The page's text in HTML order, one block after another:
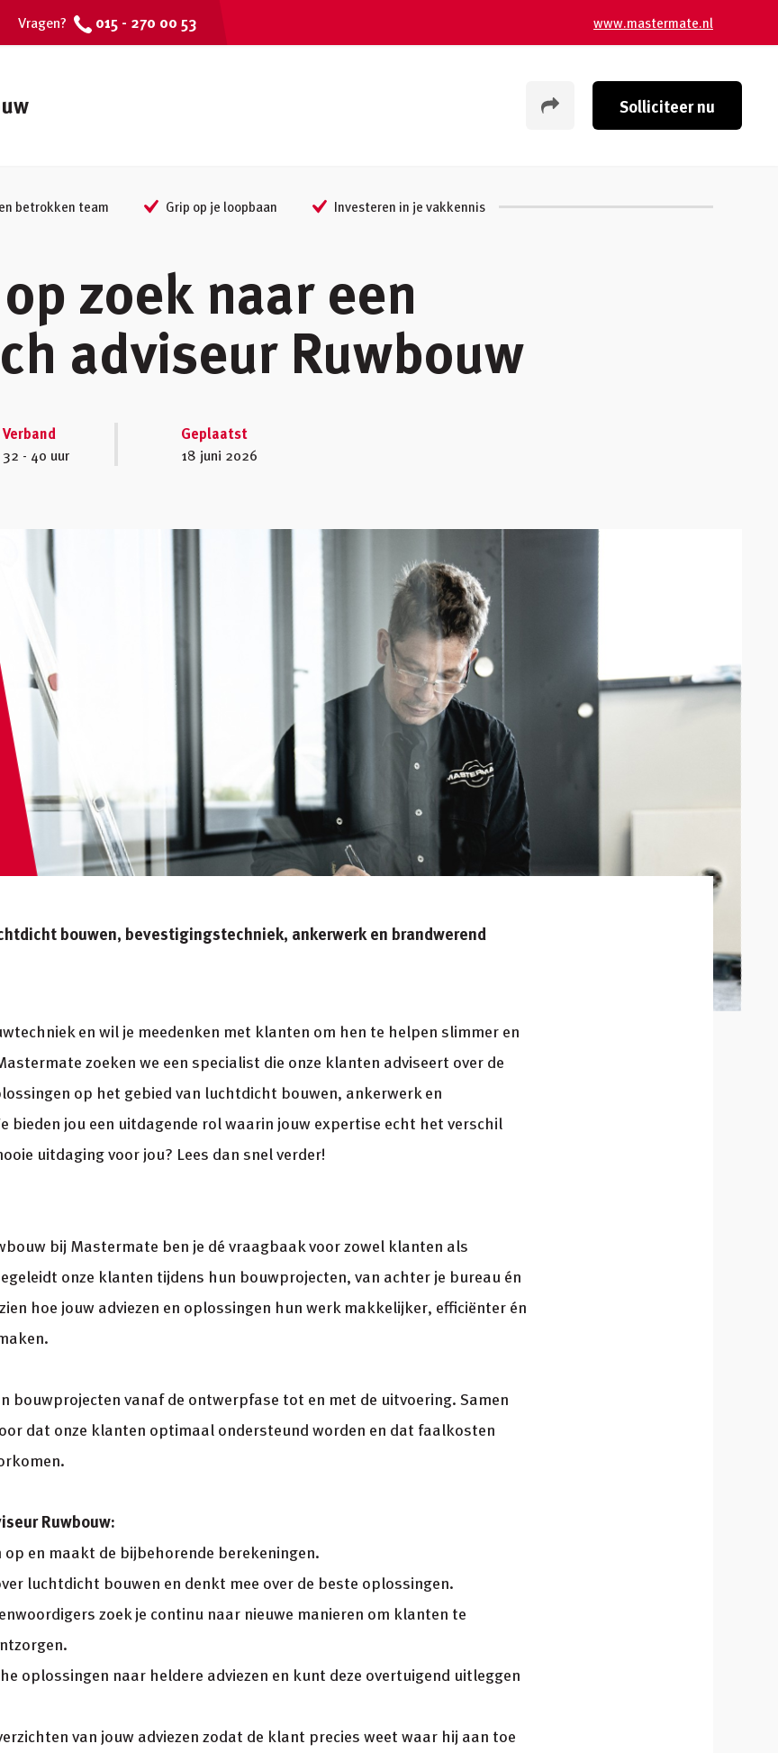
Vragen? 015 - 270 00 53 www.mastermate.nl
Solliciteer nu
betrokken team Grip op je loopbaan Investeren in je vakkennis
zoek naar een
adviseur Ruwbouw
Verband
32 - 40 uur
Geplaatst
18 juni 2026
bouwen, bevestigingstechniek, ankerwerk en brandwerend
en wil je meedenken met klanten om hen te helpen slimmer en
zoeken we een specialist die onze klanten adviseert over de
op het gebied van luchtdicht bouwen, ankerwerk en
bieden jou een uitdagende rol waarin jouw expertise echt het verschil
uitdaging voor jou? Lees dan snel verder!
bij Mastermate ben je dé vraagbaak voor zowel klanten als
onze klanten tijdens hun bouwprojecten, van achter je bureau én
hoe jouw adviezen en oplossingen hun werk makkelijker, efficiënter én
bouwprojecten vanaf de ontwerpfase tot en met de uitvoering. Samen
dat onze klanten optimaal ondersteund worden en dat faalkosten
Ruwbouw:
en maakt de bijbehorende berekeningen.
luchtdicht bouwen en denkt mee over de beste oplossingen.
zoek je continu naar nieuwe manieren om klanten te
oplossingen naar heldere adviezen en kunt deze overtuigend uitleggen
van jouw adviezen zodat de klant precies weet waar hij aan toe